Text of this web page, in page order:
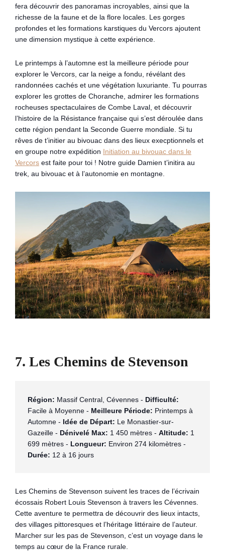
fera découvrir des panoramas incroyables, ainsi que la
richesse de la faune et de la flore locales. Les gorges
profondes et les formations karstiques du Vercors ajoutent
une dimension mystique à cette expérience.
Le printemps à l’automne est la meilleure période pour
explorer le Vercors, car la neige a fondu, révélant des
randonnées cachés et une végétation luxuriante. Tu pourras
explorer les grottes de Choranche, admirer les formations
rocheuses spectaculaires de Combe Laval, et découvrir
l’histoire de la Résistance française qui s’est déroulée dans
cette région pendant la Seconde Guerre mondiale. Si tu
rêves de t’initier au bivouac dans des lieux execptionnels et
en groupe notre expédition Initiation au bivouac dans le
Vercors est faite pour toi ! Notre guide Damien t’initira au
trek, au bivouac et à l’autonomie en montagne.
7. Les Chemins de Stevenson
Région: Massif Central, Cévennes - Difficulté:
Facile à Moyenne - Meilleure Période: Printemps à
Automne - Idée de Départ: Le Monastier-sur-
Gazeille - Dénivelé Max: 1 450 mètres - Altitude: 1
699 mètres - Longueur:
Durée: 12 à 16 jours
Les Chemins de Stevenson suivent les traces de l’écrivain
écossais Robert Louis Stevenson à travers les Cévennes.
Cette aventure te permettra de découvrir des lieux intacts,
des villages pittoresques et l’héritage littéraire de l’auteur.
Marcher sur les pas de Stevenson, c’est un voyage dans le
temps au cœur de la France rurale.